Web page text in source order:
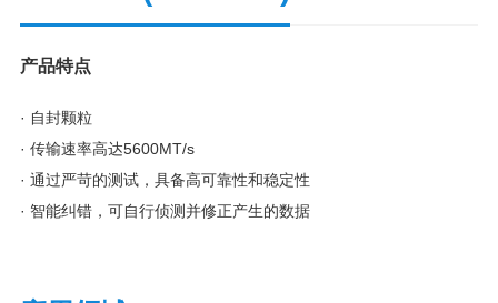
产品特点
· 自封颗粒
· 传输速率高达5600MT/s
· 通过严苛的测试，具备高可靠性和稳定性
· 智能纠错，可自行侦测并修正产生的数据